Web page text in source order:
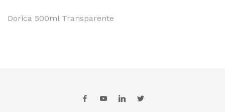
Dorica 500ml Transparente